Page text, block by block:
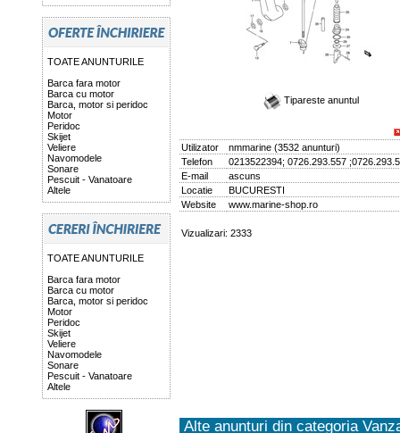
TOATE ANUNTURILE
Barca fara motor
Barca cu motor
Barca, motor si peridoc
Motor
Peridoc
Skijet
Veliere
Navomodele
Sonare
Pescuit - Vanatoare
Altele
TOATE ANUNTURILE
Barca fara motor
Barca cu motor
Barca, motor si peridoc
Motor
Peridoc
Skijet
Veliere
Navomodele
Sonare
Pescuit - Vanatoare
Altele
Tipareste anuntul
Utilizator nmmarine(3532 anunturi)
Telefon
0213522394; 0726.293.557
E-mail
ascuns
Locatie
BUCURESTI
Website
www.marine-shop.ro
Vizualizari: 2333
Alte anunturi din categoria